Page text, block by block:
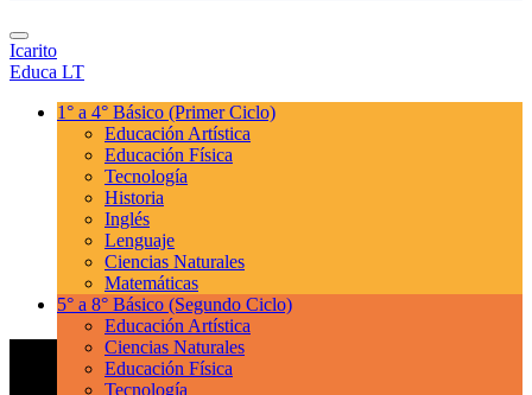
Icarito
Educa LT
1° a 4° Básico (Primer Ciclo)
Educación Artística
Educación Física
Tecnología
Historia
Inglés
Lenguaje
Ciencias Naturales
Matemáticas
5° a 8° Básico (Segundo Ciclo)
Educación Artística
Ciencias Naturales
Educación Física
Tecnología